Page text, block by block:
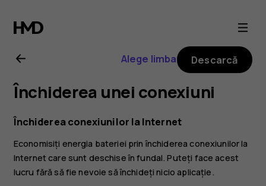
Ghid
de
utilizare
Nokia
8.1
Alege limba Descarcă
Închiderea unei conexiuni
Închiderea conexiunilor la Internet
Economisiți energia bateriei prin închiderea conexiunilor la
Internet care sunt deschise în fundal. Puteți face acest
lucru fără să fie nevoie să închideți nicio aplicație.